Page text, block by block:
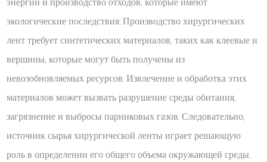
экологические последствия. Производство хирургических
лент требует синтетических материалов, таких как клеевые и
вершины, которые могут быть получены из
невозобновляемых ресурсов. Извлечение и обработка этих
материалов может вызвать разрушение среды обитания,
загрязнение и выбросы парниковых газов. Следовательно,
источник сырья хирургической ленты играет решающую
роль в определении его общего объема окружающей среды.